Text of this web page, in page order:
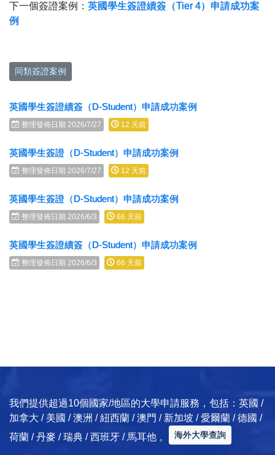
下一個簽證案例： 英國學生簽證續簽（Tier 4）申請成功案
例
同類簽證案例
英國學生簽證續簽（D-Student）申請成功案例
整理發佈日期 2026/7/27 12 天前
英國學生簽證（D-Student）申請成功案例
整理發佈日期 2026/7/27 12 天前
英國學生簽證（D-Student）申請成功案例
整理發佈日期 2026/6/3 66 天前
英國學生簽證續簽（D-Student）申請成功案例
整理發佈日期 2026/6/3 66 天前
我們提供超過10個國家/地區的大學申請服務，包括：英國 /
加拿大 / 美國 / 澳洲 / 紐西蘭 / 澳門 / 新加坡 / 愛爾蘭 / 德國 /
荷蘭 / 丹麥 / 瑞典 / 西班牙 / 馬耳他 。
海外大學查詢